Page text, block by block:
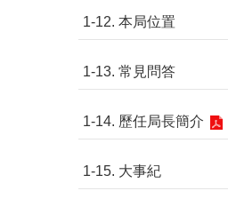
1-12. 本局位置
1-13. 常見問答
1-14. 歷任局長簡介
1-15. 大事紀